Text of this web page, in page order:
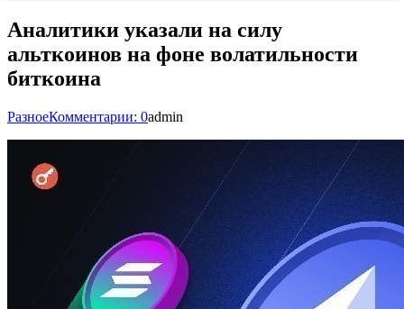
Аналитики указали на силу
альткоинов на фоне волатильности
биткоина
РазноеКомментарии: 0admin